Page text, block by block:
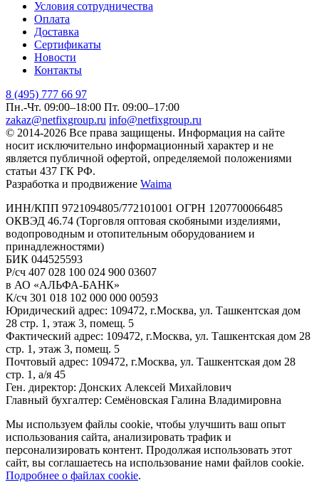
Условия сотрудничества
Оплата
Доставка
Сертификаты
Новости
Контакты
8 (495) 777 66 97
Пн.-Чт. 09:00–18:00 Пт. 09:00–17:00
zakaz@netfixgroup.ru info@netfixgroup.ru
© 2014-2026 Все права защищены. Информация на сайте
носит исключительно информационный характер и не
является публичной офертой, определяемой положениями
статьи 437 ГК РФ.
Разработка и продвижение Waima
ИНН/КПП 9721094805/772101001 ОГРН 1207700066485
ОКВЭД 46.74 (Торговля оптовая скобяными изделиями,
водопроводным и отопительным оборудованием и
принадлежностями)
БИК 044525593
Р/сч 407 028 100 024 900 03607
в АО «АЛЬФА-БАНК»
К/сч 301 018 102 000 000 00593
Юридический адрес: 109472, г.Москва, ул. Ташкентская дом
28 стр. 1, этаж 3, помещ. 5
Фактический адрес: 109472, г.Москва, ул. Ташкентская дом 28
стр. 1, этаж 3, помещ. 5
Почтовый адрес: 109472, г.Москва, ул. Ташкентская дом 28
стр. 1, а/я 45
Ген. директор: Донских Алексей Михайлович
Главный бухгалтер: Семёновская Галина Владимировна
Мы используем файлы cookie, чтобы улучшить ваш опыт
использования сайта, анализировать трафик и
персонализировать контент. Продолжая использовать этот
сайт, вы соглашаетесь на использование нами файлов cookie.
Подробнее о файлах cookie.